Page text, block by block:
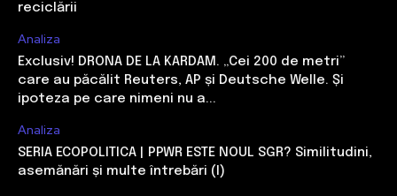
reciclării
Analiza
Exclusiv! DRONA DE LA KARDAM. „Cei 200 de metri”
care au păcălit Reuters, AP și Deutsche Welle. Și
ipoteza pe care nimeni nu a...
Analiza
SERIA ECOPOLITICA | PPWR ESTE NOUL SGR? Similitudini,
asemănări și multe întrebări (I)